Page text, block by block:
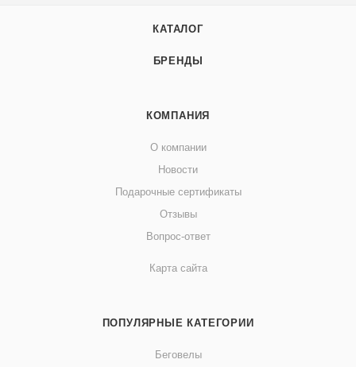
КАТАЛОГ
БРЕНДЫ
КОМПАНИЯ
О компании
Новости
Подарочные сертификаты
Отзывы
Вопрос-ответ
Карта сайта
ПОПУЛЯРНЫЕ КАТЕГОРИИ
Беговелы